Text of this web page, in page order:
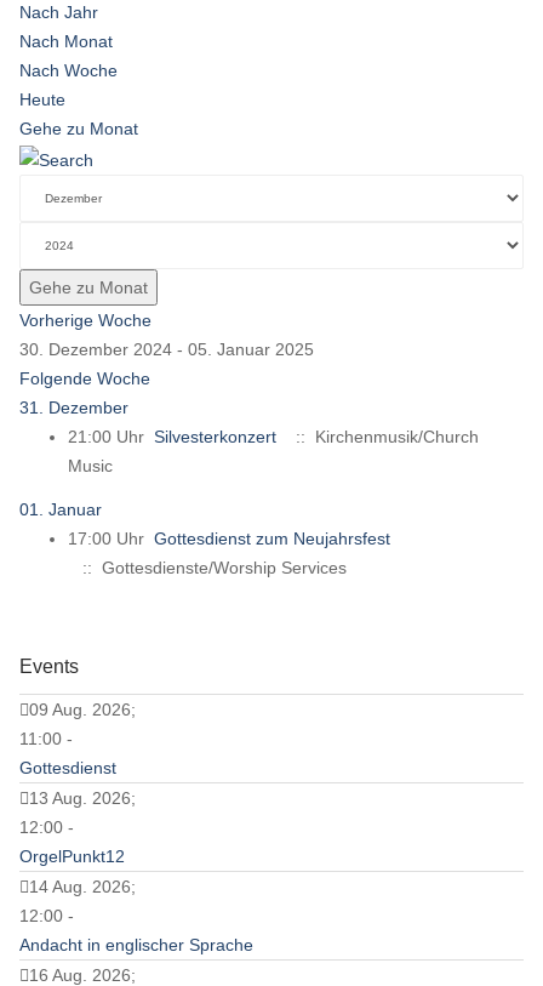
Nach Jahr
Nach Monat
Nach Woche
Heute
Gehe zu Monat
Gehe zu Monat
Vorherige Woche
30. Dezember 2024 - 05. Januar 2025
Folgende Woche
31. Dezember
21:00 Uhr Silvesterkonzert
:: Kirchenmusik/Church
Music
01. Januar
17:00 Uhr Gottesdienst zum Neujahrsfest
:: Gottesdienste/Worship Services
Events
09 Aug. 2026;
11:00 -
Gottesdienst
13 Aug. 2026;
12:00 -
OrgelPunkt12
14 Aug. 2026;
12:00 -
Andacht in englischer Sprache
16 Aug. 2026;